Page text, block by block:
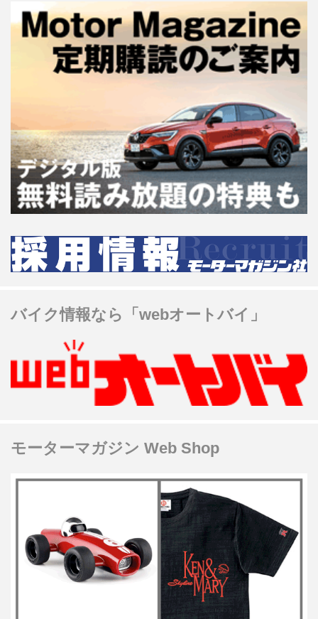
バイク情報なら「webオートバイ」
モーターマガジン Web Shop